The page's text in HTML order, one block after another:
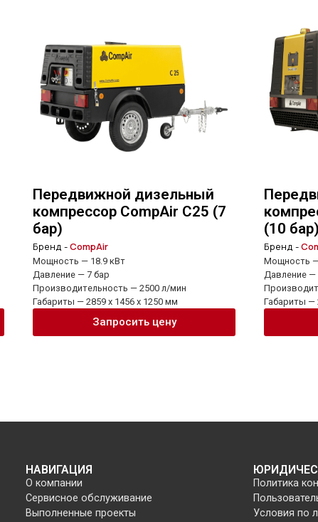
Передвижной дизельный
компрессор CompAir C25 (7
бар)
Бренд -CompAir
Мощность — 18.9 кВт
Давление — 7 бар
Производительность — 2500 л/мин
Габариты — 2859 x 1456 x 1250 мм
Запросить цену
(10 бар)
Бренд -
Мощность
Давление —
Габариты —
НАВИГАЦИЯ
О компании
Сервисное обслуживание
Выполненные проекты
Политика
Условия по